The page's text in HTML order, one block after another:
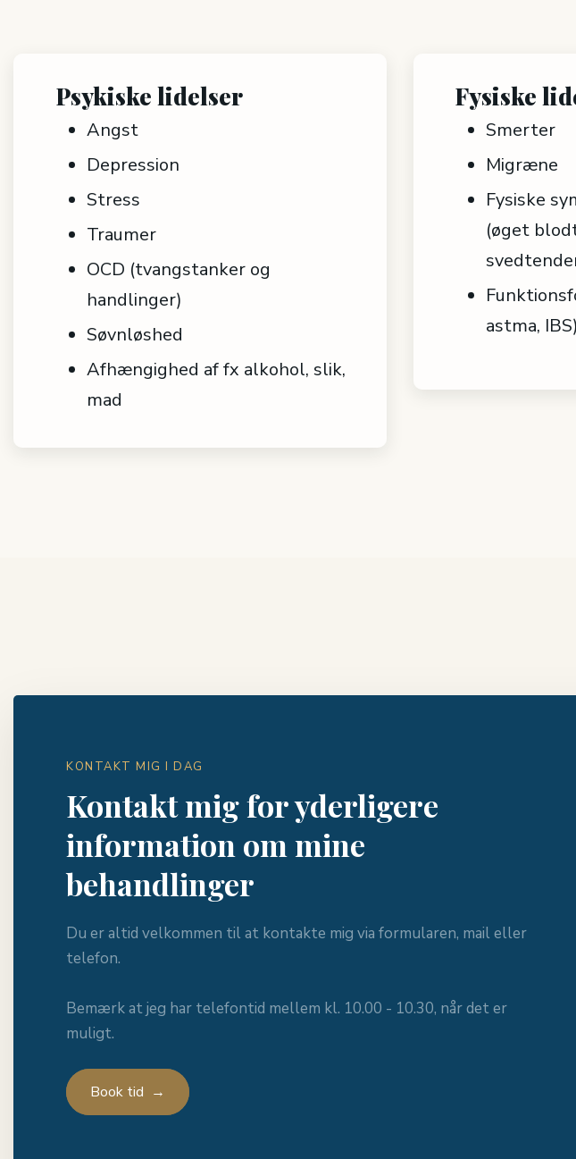
Psykiske lidelser
Angst
Depression
Stress
Traumer
OCD (tvangstanker og
handlinger)
Søvnløshed
Afhængighed af fx alkohol, slik,
mad
Fysiske
Smerter
Migræne
Fysiske
(øget
astma, IBS)
KONTAKT MIG I DAG
Kontakt mig for yderligere
information om mine
behandlinger
Du er altid velkommen til at kontakte mig via formularen, mail eller
telefon. ​
Bemærk at jeg har telefontid mellem kl. 10.00 - 10.30, når det er
muligt.
Book tid →